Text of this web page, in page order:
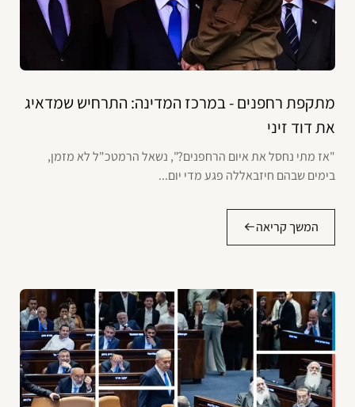
מתקפת רחפנים - במרכז המדינה: התרחיש שמדאיג
את דוד זיני
"אז מתי נחסל את איום הרחפנים?", נשאל הרמטכ"ל לא מזמן,
בימים שבהם חיזבאללה פגע מדי יום...
המשך קריאה